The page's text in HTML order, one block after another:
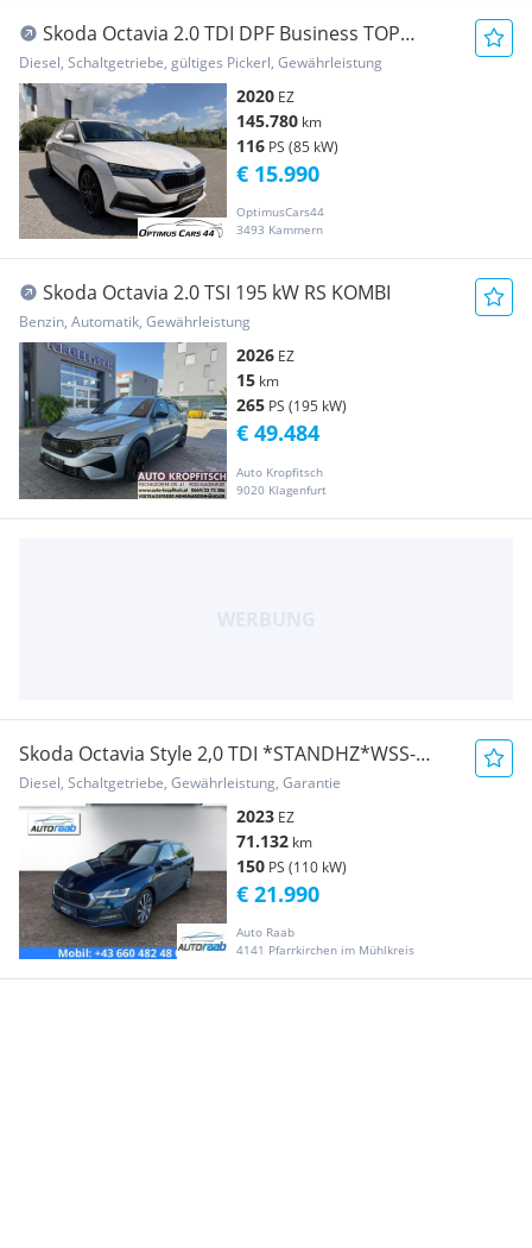
Skoda Octavia 2.0 TDI DPF Business TOP
AUSSTATTUNG
Diesel, Schaltgetriebe, gültiges Pickerl, Gewährleistung
2020 EZ
145.780 km
116 PS (85 kW)
OptimusCars44
3493 Kammern
€ 15.990
Skoda Octavia 2.0 TSI 195 kW RS KOMBI
Benzin, Automatik, Gewährleistung
2026 EZ
15 km
265 PS (195 kW)
Auto Kropfitsch
9020 Klagenfurt
€ 49.484
Skoda Octavia Style 2,0 TDI *STANDHZ*WSS-
HZ*LED*AHV*A...
Diesel, Schaltgetriebe, Gewährleistung, Garantie
2023 EZ
71.132 km
150 PS (110 kW)
Auto Raab
4141 Pfarrkirchen im Mühlkreis
€ 21.990